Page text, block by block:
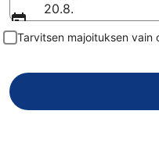
20.8.
Tarvitsen majoituksen vain